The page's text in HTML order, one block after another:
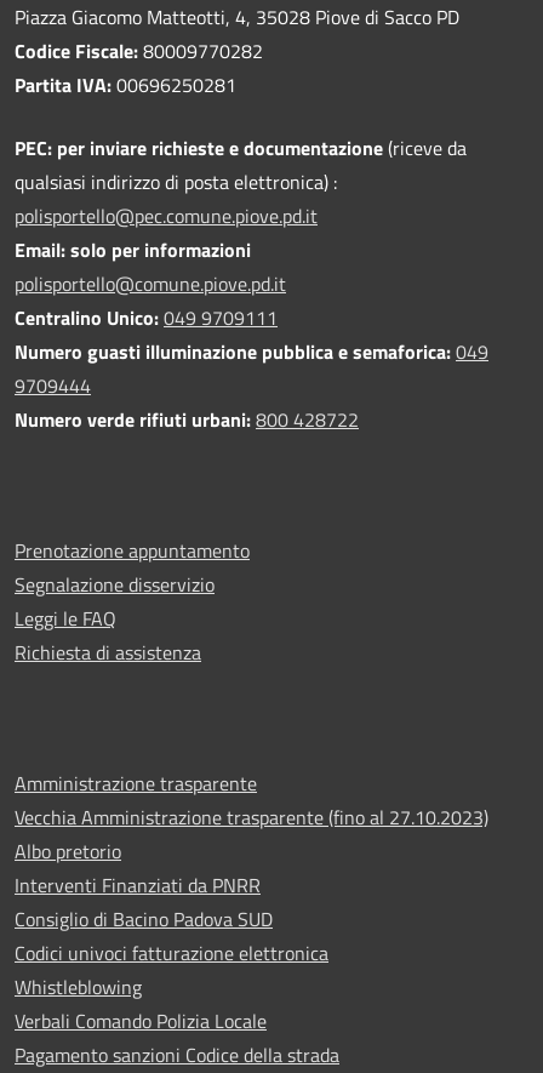
Piazza Giacomo Matteotti, 4, 35028 Piove di Sacco PD
Codice Fiscale:80009770282
Partita IVA:00696250281
PEC: per inviare richieste e documentazione(riceve da
qualsiasi indirizzo di posta elettronica) :
polisportello@pec.comune.piove.pd.it
Email: solo per informazioni
polisportello@comune.piove.pd.it
Centralino Unico:049 9709111
Numero guasti illuminazione pubblica e semaforica:049
9709444
Numero verde rifiuti urbani:800 428722
Prenotazione appuntamento
Segnalazione disservizio
Leggi le FAQ
Richiesta di assistenza
Amministrazione trasparente
Vecchia Amministrazione trasparente (fino al 27.10.2023)
Albo pretorio
Interventi Finanziati da PNRR
Consiglio di Bacino Padova SUD
Codici univoci fatturazione elettronica
Whistleblowing
Verbali Comando Polizia Locale
Pagamento sanzioni Codice della strada